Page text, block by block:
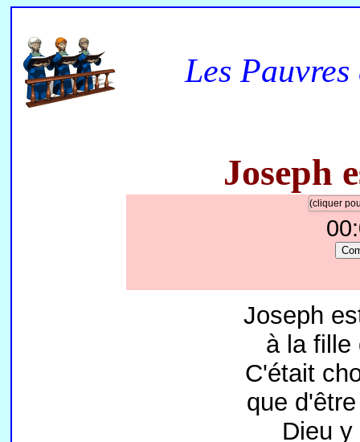
Les
Joseph
(cliquer
Joseph
à la fille
C'était
que
Dieu